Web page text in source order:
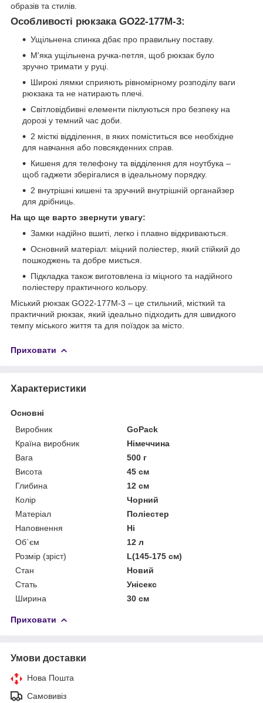
образів та стилів.
Особливості рюкзака GO22-177M-3:
Ущільнена спинка дбає про правильну поставу.
М'яка ущільнена ручка-петля, щоб рюкзак було
зручно тримати у руці.
Широкі лямки сприяють рівномірному розподілу ваги
рюкзака та не натирають плечі.
Світловідбивні елементи піклуються про безпеку на
дорозі у темний час доби.
2 місткі відділення, в яких поміститься все необхідне
для навчання або повсякденних справ.
Кишеня для телефону та відділення для ноутбука –
щоб гаджети зберігалися в ідеальному порядку.
2 внутрішні кишені та зручний внутрішній органайзер
для дрібниць.
На що ще варто звернути увагу:
Замки надійно вшиті, легко і плавно відкриваються.
Основний матеріал: міцний поліестер, який стійкий до
пошкоджень та добре миється.
Підкладка також виготовлена із міцного та надійного
поліестеру практичного кольору.
Міський рюкзак GO22-177M-3 – це стильний, місткий та
практичний рюкзак, який ідеально підходить для швидкого
темпу міського життя та для поїздок за місто.
Приховати
Характеристики
Основні
Виробник
GoPack
Країна виробник
Німеччина
Вага
500 г
Висота
45 см
Глибина
12 см
Колір
Чорний
Матеріал
Поліестер
Наповнення
Ні
Об`єм
12 л
Розмір (зріст)
L(145-175 см)
Стан
Новий
Стать
Унісекс
Ширина
30 см
Приховати
Умови доставки
Нова Пошта
Самовивіз